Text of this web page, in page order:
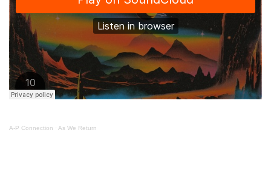
A-P Connection · As We Return